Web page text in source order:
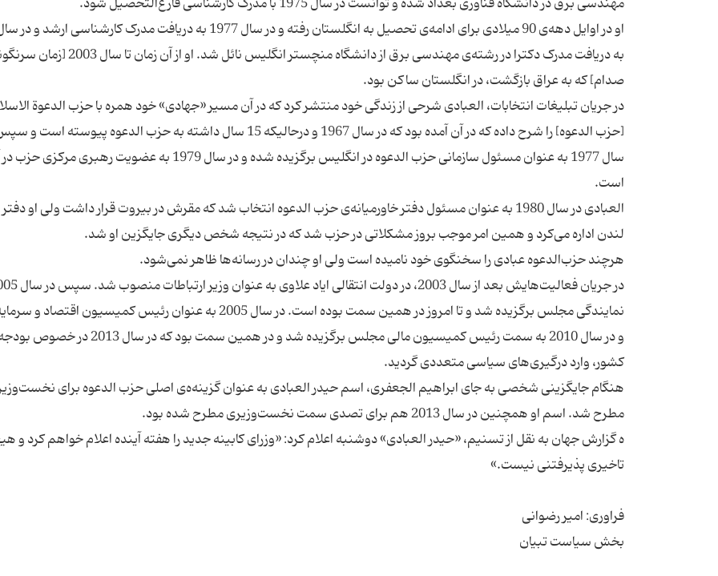
به دریافت مدرک دکترا در رشته‌ی مهندسی برق از دانشگاه منچستر انگلیس نائل شد. او از آن زمان تا
در جریان تبلیغات انتخابات، العبادی شرحی از زندگی خود منتشر کرد که در آن مسیر «جهادی» خود همره با حزب الدعوة
[حزب الدعوه] را شرح داده که در آن آمده بود که در سال 1967 و درحالیکه 15 سال داشته به حزب الدعوه پیوسته
سال 1977 به عنوان مسئول سازمانی حزب الدعوه در انگلیس برگزیده شده و در سال 1979 به عضویت رهبری
العبادی در سال 1980 به عنوان مسئول دفتر خاورمیانه‌ی حزب الدعوه انتخاب شد که مقرش در بیروت قرار داشت ولی او دفتر
نمایندگی مجلس برگزیده شد و تا امروز در همین سمت بوده است. در سال 2005 به عنوان رئیس کمیسیون
و در سال 2010 به سمت رئیس کمیسیون مالی مجلس برگزیده شد و در همین سمت بود که در سال
هنگام جایگزینی شخصی به جای ابراهیم الجعفری، اسم حیدر العبادی به عنوان گزینه‌ه‌ی اصلی حزب الدعوه برای
ه گزارش جهان به نقل از تسنیم، «حیدر العبادی» دوشنبه اعلام کرد: «وزرای کابینه جدید را هفته آینده اعلام خواهم کرد و